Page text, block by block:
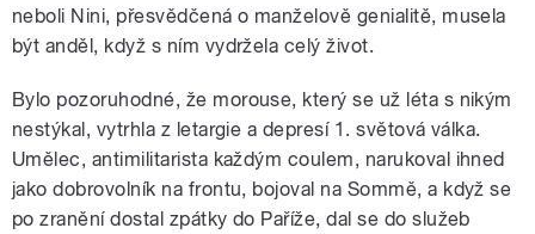
neboli Nini, přesvědčená o manželově genialitě, musela
být anděl, když s ním vydržela celý život.
Bylo pozoruhodné, že morouse, který se už léta s nikým
nestýkal, vytrhla z letargie a depresí 1. světová válka.
Umělec, antimilitarista každým coulem, narukoval ihned
jako dobrovolník na frontu, bojoval na Sommě, a když se
po zranění dostal zpátky do Paříže, dal se do služeb